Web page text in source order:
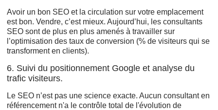
Avoir un bon SEO et la circulation sur votre emplacement
est bon. Vendre, c’est mieux. Aujourd’hui, les consultants
SEO sont de plus en plus amenés à travailler sur
l’optimisation des taux de conversion (% de visiteurs qui se
transforment en clients).
6. Suivi du positionnement Google et analyse du
trafic visiteurs.
Le SEO n’est pas une science exacte. Aucun consultant en
référencement n'a le contrôle total de l'évolution de